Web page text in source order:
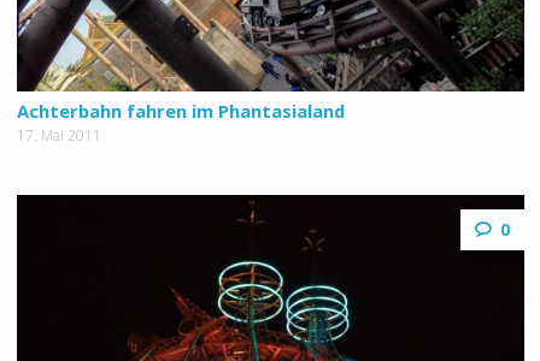
Achterbahn fahren im Phantasialand
17. Mai 2011
0